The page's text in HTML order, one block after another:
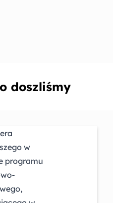
doszliśmy
w
programu